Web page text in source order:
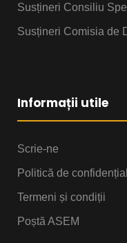
Susțineri Consiliu
Susțineri Comisia de
Informații utile
Scrie-ne
Politică de
Termeni și condiții
Poștă ASEM